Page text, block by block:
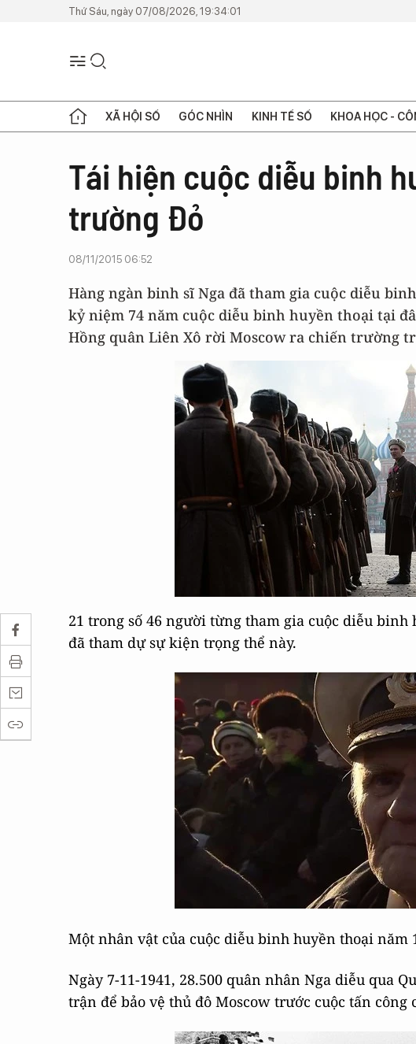
Thứ Sáu, ngày 07/08/2026, 19:34:01
XÃ HỘI SỐ GÓC NHÌN KINH TẾ SỐ KHOA HỌC -
Tái hiện cuộc diễu binh
trường Đỏ
08/11/2015 06:52
Hàng ngàn binh sĩ Nga đã tham gia cuộc diễu
kỷ niệm 74 năm cuộc diễu binh huyền thoại tại
Hồng quân Liên Xô rời Moscow ra chiến trường
21 trong số 46 người từng tham gia cuộc diễu binh
đã tham dự sự kiện trọng thể này.
Một nhân vật của cuộc diễu binh huyền thoại năm
Ngày 7-11-1941, 28​.500 quân nhân Nga diễu qua
trận để bảo vệ thủ đô Moscow trước cuộc tấn công